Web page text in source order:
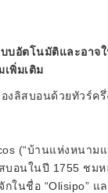
บอัตโนมัติและอาจ
พิ่มเติม
งลิสบอนด้วยทัวร์ค
(“บ้านแห่งหนาม
อนในปี 1755 ชม
ในชื่อ “Olisipo”